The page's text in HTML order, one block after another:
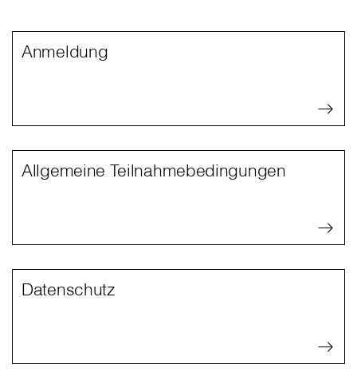
Anmeldung
Allgemeine Teilnahmebedingungen
Datenschutz